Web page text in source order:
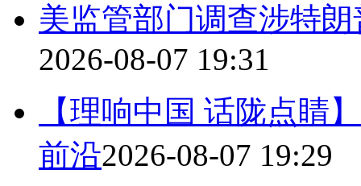
美监管部门调查涉特
2026-08-07 19:31
【理响中国 话陇点睛
前沿2026-08-07 19:29